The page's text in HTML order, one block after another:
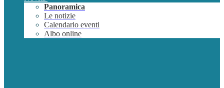
Panoramica
Le notizie
Calendario eventi
Albo online